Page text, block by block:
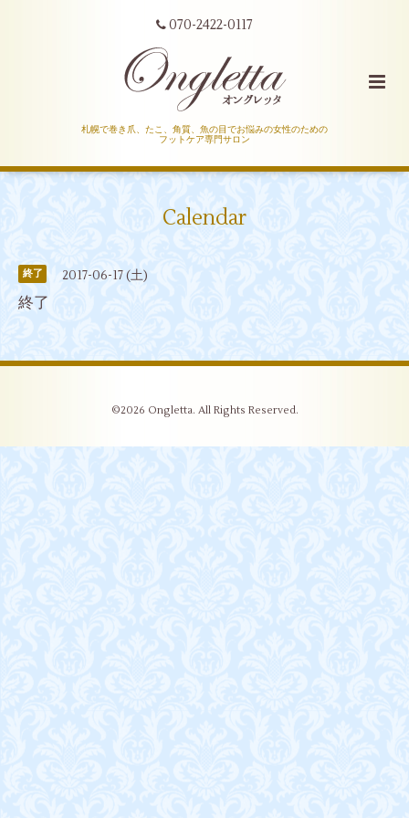
070-2422-0117
札幌で巻き爪、たこ、角質、魚の目でお悩みの女性のための
フットケア専門サロン
Calendar
終了 2017-06-17 (土)
終了
©2026 Ongletta. All Rights Reserved.